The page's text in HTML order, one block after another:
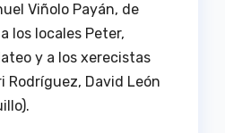
Viñolo Payán, de
los locales Peter,
y a los xerecistas
Rodríguez, David León